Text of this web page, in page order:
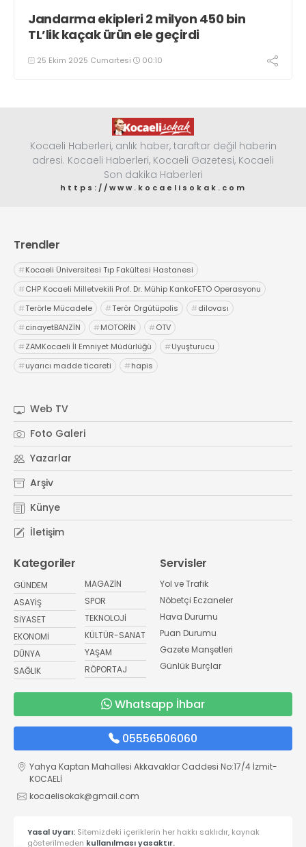
Jandarma ekipleri 2 milyon 450 bin
TL’lik kaçak ürün ele geçirdi
25 Ekim 2025 Cumartesi 00:10
Kocaeli Haberleri, anlık haber, taraftar değil haberin
adresi. Kocaeli Haberleri, Kocaeli Gazetesi, Kocaeli
Son dakika Haberleri
https://www.kocaelisokak.com
Trendler
#Kocaeli Üniversitesi Tıp Fakültesi Hastanesi
#CHP Kocaeli Milletvekili Prof. Dr. Mühip KankoFETÖ Operasyonu
#Terörle Mücadele #Terör Örgütüpolis #dilovası
#cinayetBANZİN #MOTORİN #ÖTV
#ZAMKocaeli İl Emniyet Müdürlüğü #Uyuşturucu
#uyarıcı madde ticareti #hapis
Web TV
Foto Galeri
Yazarlar
Arşiv
Künye
İletişim
Kategoriler
GÜNDEM
ASAYİŞ
SİYASET
EKONOMİ
DÜNYA
SAĞLIK
MAGAZİN
SPOR
TEKNOLOJİ
KÜLTÜR-SANAT
YAŞAM
RÖPORTAJ
Servisler
Yol ve Trafik
Nöbetçi Eczaneler
Hava Durumu
Puan Durumu
Gazete Manşetleri
Günlük Burçlar
Whatsapp İhbar
05556506060
Yahya Kaptan Mahallesi Akkavaklar Caddesi No:17/4 İzmit-
KOCAELİ
kocaelisokak@gmail.com
Yasal Uyarı: Sitemizdeki içeriklerin her hakkı saklıdır, kaynak
gösterilmeden kullanılması yasaktır.